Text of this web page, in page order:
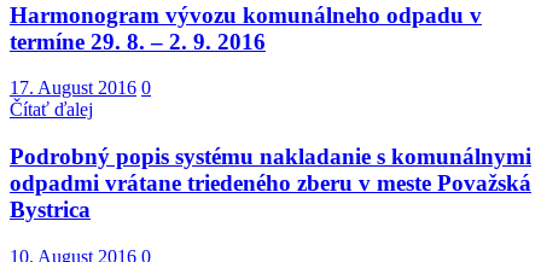
Harmonogram vývozu komunálneho odpadu v
termíne 29. 8. – 2. 9. 2016
17. August 2016 0
Čítať ďalej
Podrobný popis systému nakladanie s komunálnymi
odpadmi vrátane triedeného zberu v meste Považská
Bystrica
10. August 2016 0